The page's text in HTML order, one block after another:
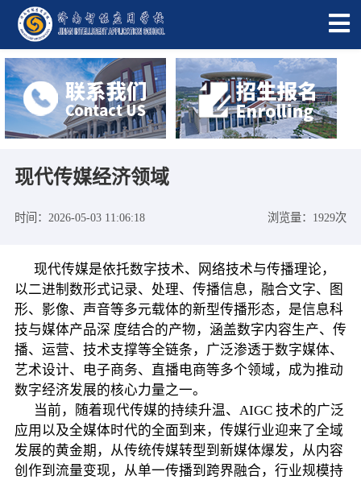
现代传媒经济领域
时间：2026-05-03 11:06:18 浏览量：1929次
现代传媒是依托数字技术、网络技术与传播理论，
以二进制数形式记录、处理、传播信息，融合文字、图
形、影像、声音等多元载体的新型传播形态，是信息科
技与媒体产品深 度结合的产物，涵盖数字内容生产、传
播、运营、技术支撑等全链条，广泛渗透于数字媒体、
艺术设计、电子商务、直播电商等多个领域，成为推动
数字经济发展的核心力量之一。
当前，随着现代传媒的持续升温、AIGC 技术的广泛
应用以及全媒体时代的全面到来，传媒行业迎来了全域
发展的黄金期，从传统传媒转型到新媒体爆发，从内容
创作到流量变现，从单一传播到跨界融合，行业规模持